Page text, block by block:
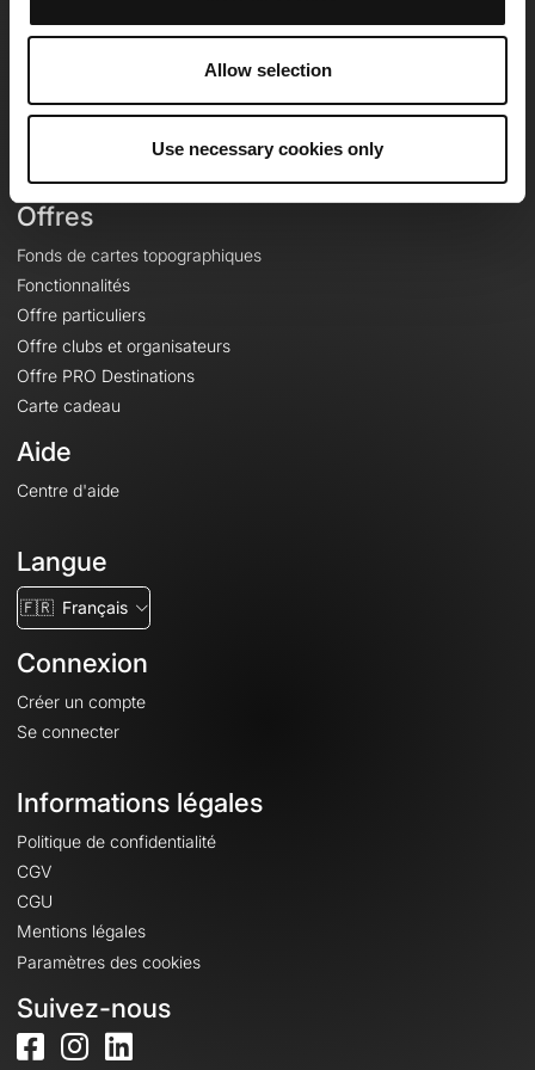
Allow selection
Use necessary cookies only
À propos
Offres
Fonds de cartes topographiques
Fonctionnalités
Offre particuliers
Offre clubs et organisateurs
Offre PRO Destinations
Carte cadeau
Aide
Centre d'aide
Langue
🇫🇷 Français
Connexion
Créer un compte
Se connecter
Informations légales
Politique de confidentialité
CGV
CGU
Mentions légales
Paramètres des cookies
Suivez-nous